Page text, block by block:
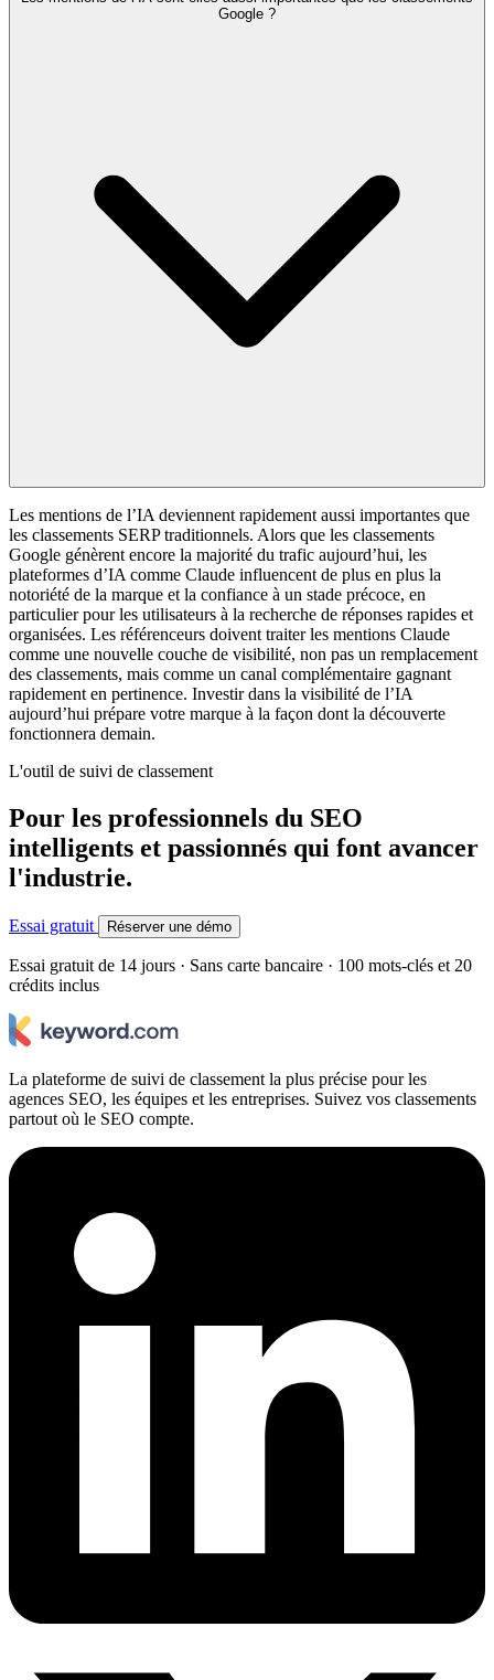
Google ?
Les mentions de l’IA deviennent rapidement aussi importantes que
les classements SERP traditionnels. Alors que les classements
Google génèrent encore la majorité du trafic aujourd’hui, les
plateformes d’IA comme Claude influencent de plus en plus la
notoriété de la marque et la confiance à un stade précoce, en
particulier pour les utilisateurs à la recherche de réponses rapides et
organisées. Les référenceurs doivent traiter les mentions Claude
comme une nouvelle couche de visibilité, non pas un remplacement
des classements, mais comme un canal complémentaire gagnant
rapidement en pertinence. Investir dans la visibilité de l’IA
aujourd’hui prépare votre marque à la façon dont la découverte
fonctionnera demain.
L'outil de suivi de classement
Pour les professionnels du SEO
intelligents et passionnés qui font avancer
l'industrie.
Essai gratuit Réserver une démo
Essai gratuit de 14 jours · Sans carte bancaire · 100 mots-clés et 20
crédits inclus
La plateforme de suivi de classement la plus précise pour les
agences SEO, les équipes et les entreprises. Suivez vos classements
partout où le SEO compte.